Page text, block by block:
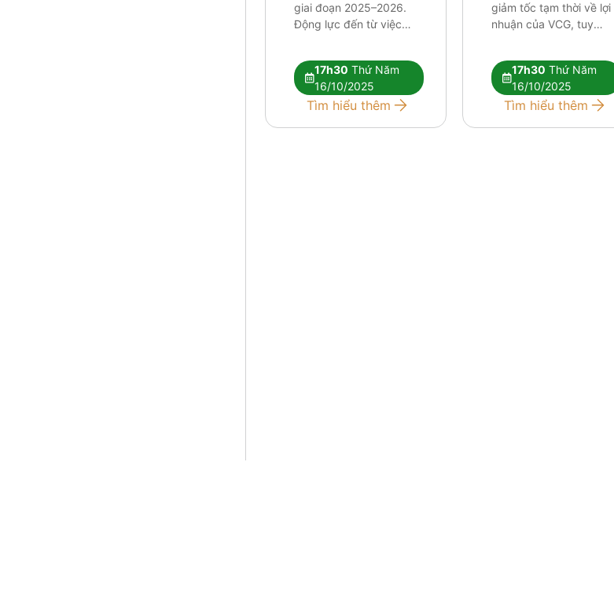
giai đoạn 2025–2026.
Động lực đến từ việc
thoái vốn tại Khu du lịch
Đại Dương và tiềm năng
tăng giá bất động sản
17h30 Thứ Năm
16/10/2025
Tìm hiểu thêm
giảm tốc tạm thời về lợi
nhuận của VCG, tuy
chi phí tài chính được
kiểm soát và Vinaconex
đang có nhiều dư địa để
17h30 Thứ Năm
16/10/2025
Tìm hiểu thêm